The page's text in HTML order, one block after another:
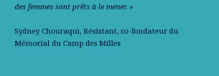
des femmes sont prêts à le mener. »
Sydney Chouraqui, Résistant, co-fondateur du
Mémorial du Camp des Milles